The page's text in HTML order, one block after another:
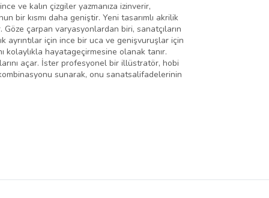
ve kalın çizgiler yazmanıza izinverir,
bir kısmı daha geniştir. Yeni tasarımlı akrilik
çarpan varyasyonlardan biri, sanatçıların
ayrıntılar için ince bir uca ve genişvuruşlar için
kolaylıkla hayatageçirmesine olanak tanır.
açar. İster profesyonel bir illüstratör, hobi
sunarak, onu sanatsalifadelerinin